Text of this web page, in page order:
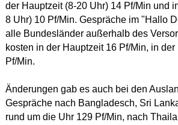
der Hauptzeit (8-20 Uhr) 14 Pf/Min und
8 Uhr) 10 Pf/Min. Gespräche im "Hallo
alle Bundesländer außerhalb des
kosten in der Hauptzeit 16 Pf/Min, in
Pf/Min.
Änderungen gab es auch bei den
Gespräche nach Bangladesch, Sri
rund um die Uhr 129 Pf/Min, nach